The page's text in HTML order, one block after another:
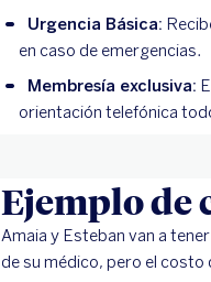
Urgencia Básica:
en caso de emergencias.
Membresía exclusiva:
orientación telefónica
Ejemplo de
Amaia y Esteban van a
de su médico, pero el